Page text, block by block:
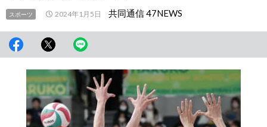
スポーツ 2024年1月5日 共同通信 47NEWS